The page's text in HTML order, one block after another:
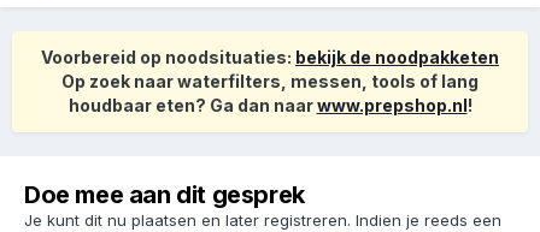
Voorbereid op noodsituaties: bekijk de noodpakketen
Op zoek naar waterfilters, messen, tools of lang
houdbaar eten? Ga dan naarwww.prepshop.nl!
Doe mee aan dit gesprek
Je kunt dit nu plaatsen en later registreren. Indien je reeds een